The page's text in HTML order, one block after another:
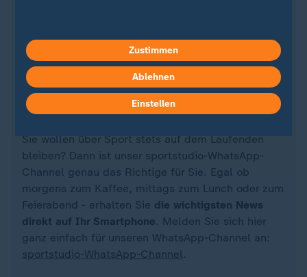
Quelle: Reuters
Sie wollen über Sport stets auf dem Laufenden
bleiben? Dann ist unser sportstudio-WhatsApp-
Channel genau das Richtige für Sie. Egal ob
morgens zum Kaffee, mittags zum Lunch oder zum
Feierabend - erhalten Sie die wichtigsten News
direkt auf Ihr Smartphone. Melden Sie sich hier
ganz einfach für unseren WhatsApp-Channel an:
sportstudio-WhatsApp-Channel.
Zustimmen
Ablehnen
Einstellen